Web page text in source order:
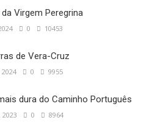
Virgem Peregrina
0 10453
de Vera-Cruz
2024 0 9955
dura do Caminho Português
2023 0 8964